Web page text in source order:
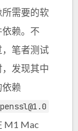
所需要的软
依赖。不
，笔者测试
，发现其中
依赖
M1 Mac